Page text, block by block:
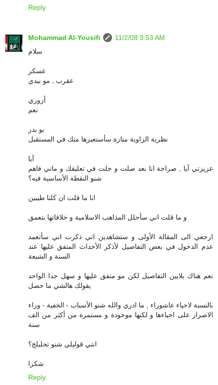
Reply
Mohammad Al-Yousifi
11/2/08 3:53 AM
سلام
عسكر
عقرب , مو بيدي
أزوري
نعم
بو بدر
نظرية الزاوية متازة سأستعيرها منك في المستقبل
آيا
عزيزتي آيا , صراحة انا بعد صلت و جلت في تعليقك و ماني فاهم
شنو النقطة الأساسية فيه؟
انا ما قلت ان كلنا طيبين
و ما قلت اني سأحلل المذاهب الاسلامية و خلافاتها بتعمق
ارجعي الى المقالة الأولى و ستشاهدين اني ذكرت اني سأتعمد
عدم الدخول في بعض التفاصيل لأذكر الأحداث المتفق عليها عند
السنة و الشيعة
نعم هناك بلايين التفاصيل لكن مو متفق عليها و سهل جدا الواحد
يقولك هالشي ما حصل
بالنسبة لاحياء عاشوراء , ما ادري والله شنو الأسباب - الخفية - وراء
الاصرار على احياءها و لكنها موجودة و مستمرة من أكثر من الف
سنة
انتي قوليلي شنو تحليلج؟
شكرا
Reply